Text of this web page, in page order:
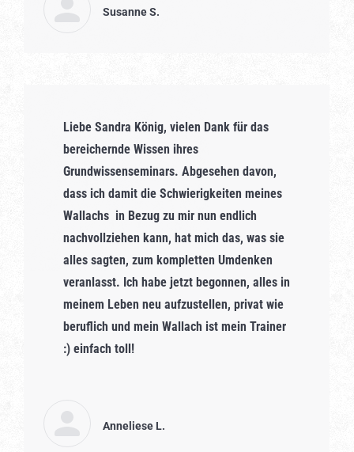
Susanne S.
Liebe Sandra König, vielen Dank für das
bereichernde Wissen ihres
Grundwissenseminars. Abgesehen davon,
dass ich damit die Schwierigkeiten meines
Wallachs in Bezug zu mir nun endlich
nachvollziehen kann, hat mich das, was sie
alles sagten, zum kompletten Umdenken
veranlasst. Ich habe jetzt begonnen, alles in
meinem Leben neu aufzustellen, privat wie
beruflich und mein Wallach ist mein Trainer
:) einfach toll!
Anneliese L.